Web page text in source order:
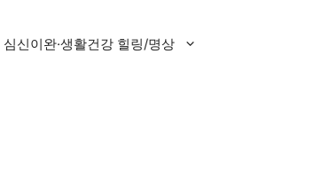
심신이완·생활건강 힐링/명상